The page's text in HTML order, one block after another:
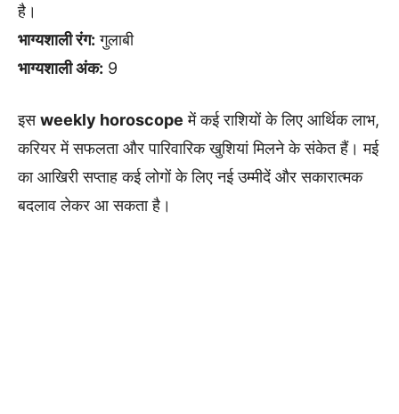
है।
भाग्यशाली रंग: गुलाबी
भाग्यशाली अंक: 9
इसweekly horoscope में कई राशियों के लिए आर्थिक लाभ,
करियर में सफलता और पारिवारिक खुशियां मिलने के संकेत हैं। मई
का आखिरी सप्ताह कई लोगों के लिए नई उम्मीदें और सकारात्मक
बदलाव लेकर आ सकता है।